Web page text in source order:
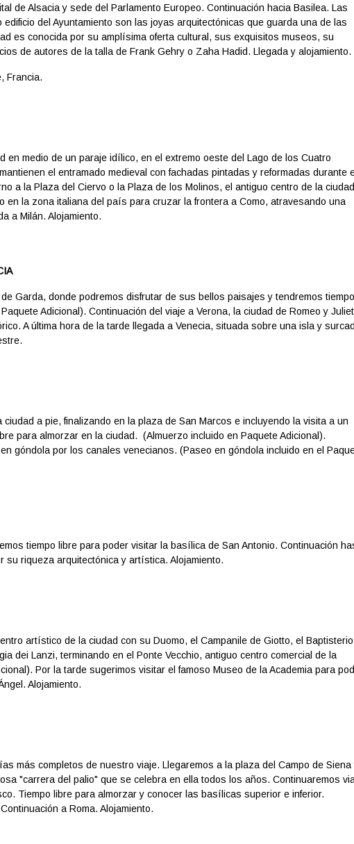
de Alsacia y sede del Parlamento Europeo. Continuación hacia Basilea. Las
del Ayuntamiento son las joyas arquitectónicas que guarda una de las
es conocida por su amplísima oferta cultural, sus exquisitos museos, su
de autores de la talla de Frank Gehry o Zaha Hadid. Llegada y alojamiento.
Francia.
en medio de un paraje idílico, en el extremo oeste del Lago de los Cuatro
el entramado medieval con fachadas pintadas y reformadas durante
a la Plaza del Ciervo o la Plaza de los Molinos, el antiguo centro de la
en la zona italiana del país para cruzar la frontera a Como, atravesando una
a Milán. Alojamiento.
Garda, donde podremos disfrutar de sus bellos paisajes y tendremos tiempo
Adicional). Continuación del viaje a Verona, la ciudad de Romeo y
A última hora de la tarde llegada a Venecia, situada sobre una isla y
a pie, finalizando en la plaza de San Marcos e incluyendo la visita a un
para almorzar en la ciudad. (Almuerzo incluido en Paquete Adicional).
góndola por los canales venecianos. (Paseo en góndola incluido en el
tiempo libre para poder visitar la basílica de San Antonio. Continuación
su riqueza arquitectónica y artística. Alojamiento.
artístico de la ciudad con su Duomo, el Campanile de Giotto, el
dei Lanzi, terminando en el Ponte Vecchio, antiguo centro comercial de la
Por la tarde sugerimos visitar el famoso Museo de la Academia para
Alojamiento.
más completos de nuestro viaje. Llegaremos a la plaza del Campo de Siena
"carrera del palio" que se celebra en ella todos los años. Continuaremos
Tiempo libre para almorzar y conocer las basílicas superior e inferior.
a Roma. Alojamiento.